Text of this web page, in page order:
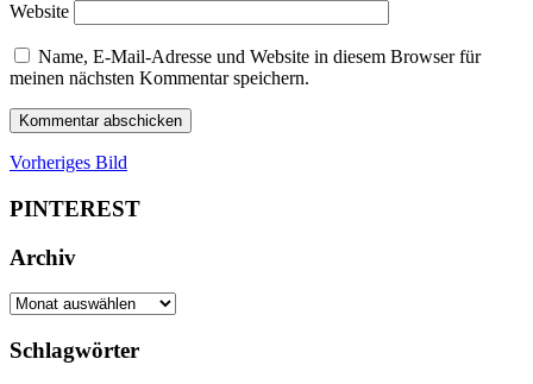
Website
Name, E-Mail-Adresse und Website in diesem Browser für
meinen nächsten Kommentar speichern.
Vorheriges Bild
PINTEREST
Archiv
Archiv
Schlagwörter